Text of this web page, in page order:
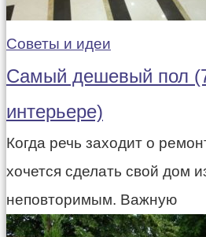
Советы и идеи
Самый дешевый пол
интерьере)
Когда речь заходит о
хочется сделать свой дом
неповторимым. Важную